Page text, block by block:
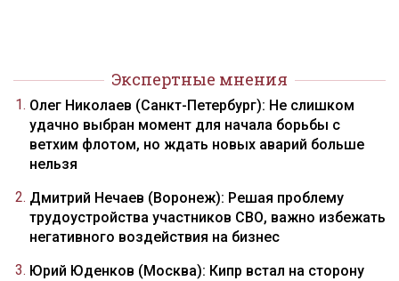
Экспертные мнения
Олег Николаев (Санкт-Петербург): Не слишком
удачно выбран момент для начала борьбы с
ветхим флотом, но ждать новых аварий больше
нельзя
Дмитрий Нечаев (Воронеж): Решая проблему
трудоустройства участников СВО, важно избежать
негативного воздействия на бизнес
Юрий Юденков (Москва): Кипр встал на сторону